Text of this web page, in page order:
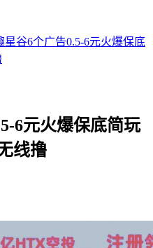
星谷6个广告0.5-6元火爆保底
6元火爆保底简玩
线撸